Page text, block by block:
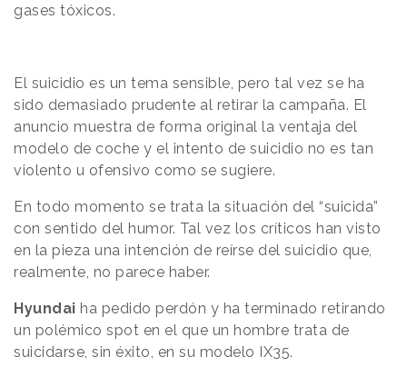
gases tóxicos.
El suicidio es un tema sensible, pero tal vez se ha
sido demasiado prudente al retirar la campaña. El
anuncio muestra de forma original la ventaja del
modelo de coche y el intento de suicidio no es tan
violento u ofensivo como se sugiere.
En todo momento se trata la situación del “suicida”
con sentido del humor. Tal vez los críticos han visto
en la pieza una intención de reírse del suicidio que,
realmente, no parece haber.
Hyundai ha pedido perdón y ha terminado retirando
un polémico spot en el que un hombre trata de
suicidarse, sin éxito, en su modelo IX35.